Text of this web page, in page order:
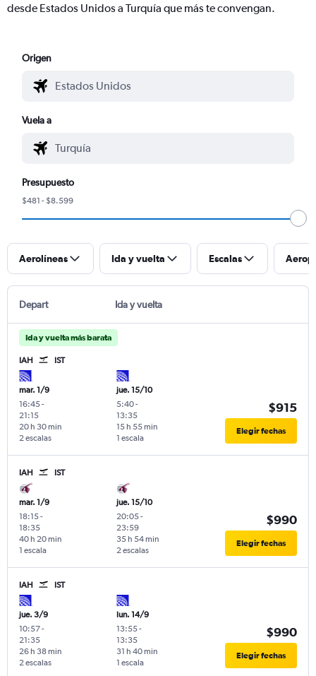
desde Estados Unidos a Turquía que más te convengan.
Origen
Vuela a
Presupuesto
$481 - $8.599
Aerolíneas Ida y vuelta Escalas
Depart Ida y vuelta
Ida y vuelta más barata
IAH IST
mar. 1/9
16:45-
21:15
2 escalas
20 h 30 min
jue. 15/10
5:40-
13:35
1 escala
15 h 55 min
$915
Elegir fechas
IAH IST
mar. 1/9
18:15-
18:35
1 escala
40 h 20 min
jue. 15/10
20:05-
23:59
2 escalas
35 h 54 min
$990
Elegir fechas
IAH IST
jue. 3/9
10:57-
21:35
2 escalas
26 h 38 min
lun. 14/9
13:55-
13:35
1 escala
31 h 40 min
$990
Elegir fechas